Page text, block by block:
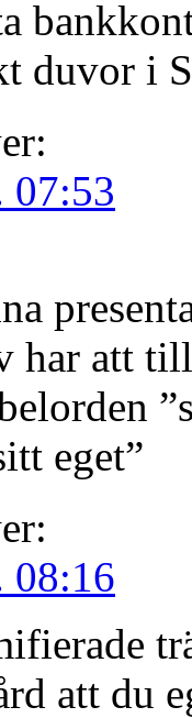
duvor i
07:53
har att
eget”
08:16
att du